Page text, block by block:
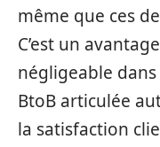
même que ces
C’est un
négligeable
BtoB articulée
la satisfaction